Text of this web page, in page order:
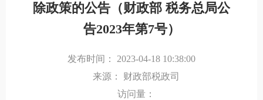
除政策的公告（财政部 税务总局公
告2023年第7号）
发布时间： 2023-04-18 10:38:00
来源：
财政部税政司
访问量：